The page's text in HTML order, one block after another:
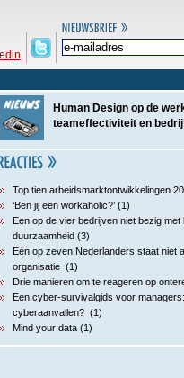
Human Design op de
teameffectiviteit en
Top tien arbeidsmarktontwikkelingen
‘Ben jij een workaholic?’ (1)
Een op de vier bedrijven niet bezig met
duurzaamheid (3)
Eén op zeven Nederlanders staat niet
organisatie (1)
Drie manieren om te reageren op
Een cyber-survivalgids voor
cyberaanvallen? (1)
Mind your data (1)